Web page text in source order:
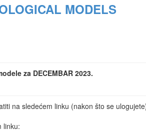
MODELS
za DECEMBAR 2023.
na sledećem linku (nakon što se
linku: